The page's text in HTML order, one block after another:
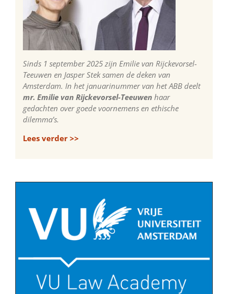
Sinds 1 september 2025 zijn Emilie van Rijckevorsel-
Teeuwen en Jasper Stek samen de deken van
Amsterdam. In het januarinummer van het ABB deelt
mr. Emilie van Rijckevorsel-Teeuwen haar
gedachten over goede voornemens en ethische
dilemma’s.
Lees verder >>